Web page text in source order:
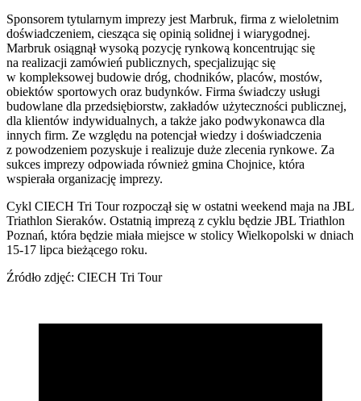
Sponsorem tytularnym imprezy jest Marbruk, firma z wieloletnim
doświadczeniem, ciesząca się opinią solidnej i wiarygodnej.
Marbruk osiągnął wysoką pozycję rynkową koncentrując się
na realizacji zamówień publicznych, specjalizując się
w kompleksowej budowie dróg, chodników, placów, mostów,
obiektów sportowych oraz budynków. Firma świadczy usługi
budowlane dla przedsiębiorstw, zakładów użyteczności publicznej,
dla klientów indywidualnych, a także jako podwykonawca dla
innych firm. Ze względu na potencjał wiedzy i doświadczenia
z powodzeniem pozyskuje i realizuje duże zlecenia rynkowe. Za
sukces imprezy odpowiada również gmina Chojnice, która
wspierała organizację imprezy.
Cykl CIECH Tri Tour rozpoczął się w ostatni weekend maja na JBL
Triathlon Sieraków. Ostatnią imprezą z cyklu będzie JBL Triathlon
Poznań, która będzie miała miejsce w stolicy Wielkopolski w dniach
15-17 lipca bieżącego roku.
Źródło zdjęć: CIECH Tri Tour